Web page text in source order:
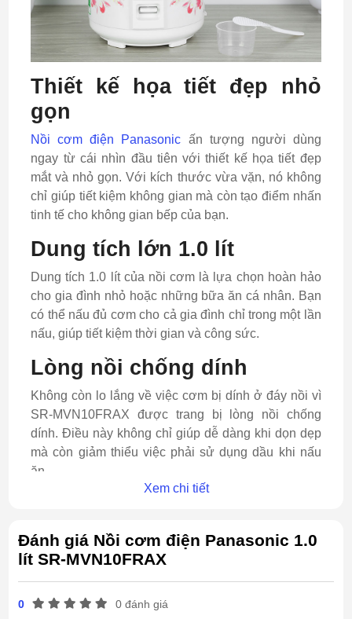
Thiết kế họa tiết đẹp nhỏ
gọn
Nồi cơm điện Panasonic ấn tượng người dùng
ngay từ cái nhìn đầu tiên với thiết kế họa tiết đẹp
mắt và nhỏ gọn. Với kích thước vừa vặn, nó không
chỉ giúp tiết kiệm không gian mà còn tạo điểm nhấn
tinh tế cho không gian bếp của bạn.
Dung tích lớn 1.0 lít
Dung tích 1.0 lít của nồi cơm là lựa chọn hoàn hảo
cho gia đình nhỏ hoặc những bữa ăn cá nhân. Bạn
có thể nấu đủ cơm cho cả gia đình chỉ trong một lần
nấu, giúp tiết kiệm thời gian và công sức.
Lòng nồi chống dính
Không còn lo lắng về việc cơm bị dính ở đáy nồi vì
SR-MVN10FRAX được trang bị lòng nồi chống
dính. Điều này không chỉ giúp dễ dàng khi dọn dẹp
mà còn giảm thiểu việc phải sử dụng dầu khi nấu
ăn.
Xem chi tiết
Đánh giá Nồi cơm điện Panasonic 1.0
lít SR-MVN10FRAX
0 0 đánh giá